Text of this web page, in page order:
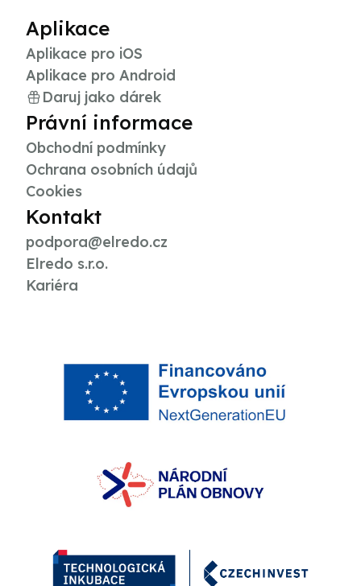
Aplikace
Aplikace pro iOS
Aplikace pro Android
Daruj jako dárek
Právní informace
Obchodní podmínky
Ochrana osobních údajů
Cookies
Kontakt
podpora@elredo.cz
Elredo s.r.o.
Kariéra